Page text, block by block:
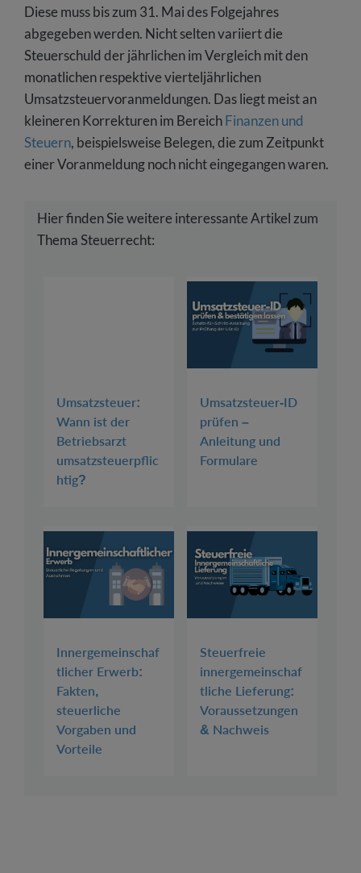
Diese muss bis zum 31. Mai des Folgejahres
abgegeben werden. Nicht selten variiert die
Steuerschuld der jährlichen im Vergleich mit den
monatlichen respektive vierteljährlichen
Umsatzsteuervoranmeldungen. Das liegt meist an
kleineren Korrekturen im BereichFinanzen und
Steuern, beispielsweise Belegen, die zum Zeitpunkt
einer Voranmeldung noch nicht eingegangen waren.
Hier finden Sie weitere interessante Artikel zum
Thema Steuerrecht:
Umsatzsteuer:
Wann ist der
Betriebsarzt
umsatzsteuerpflic
htig?
Umsatzsteuer-ID
prüfen –
Anleitung und
Formulare
Innergemeinschaf
tlicher Erwerb:
Fakten,
steuerliche
Vorgaben und
Vorteile
Steuerfreie
innergemeinschaf
tliche Lieferung:
Voraussetzungen
& Nachweis